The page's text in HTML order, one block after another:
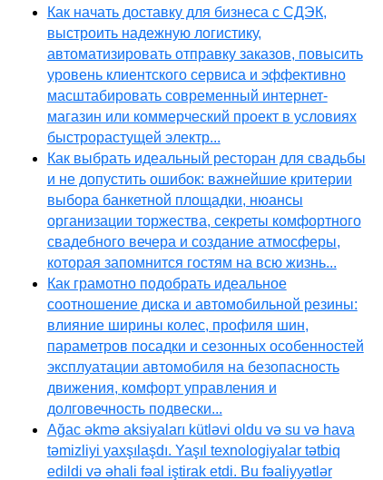
Как начать доставку для бизнеса с СДЭК,
выстроить надежную логистику,
автоматизировать отправку заказов, повысить
уровень клиентского сервиса и эффективно
масштабировать современный интернет-
магазин или коммерческий проект в условиях
быстрорастущей электр...
Как выбрать идеальный ресторан для свадьбы
и не допустить ошибок: важнейшие критерии
выбора банкетной площадки, нюансы
организации торжества, секреты комфортного
свадебного вечера и создание атмосферы,
которая запомнится гостям на всю жизнь...
Как грамотно подобрать идеальное
соотношение диска и автомобильной резины:
влияние ширины колес, профиля шин,
параметров посадки и сезонных особенностей
эксплуатации автомобиля на безопасность
движения, комфорт управления и
долговечность подвески...
Ağac əkmə aksiyaları kütləvi oldu və su və hava
təmizliyi yaxşılaşdı. Yaşıl texnologiyalar tətbiq
edildi və əhali fəal iştirak etdi. Bu fəaliyyətlər